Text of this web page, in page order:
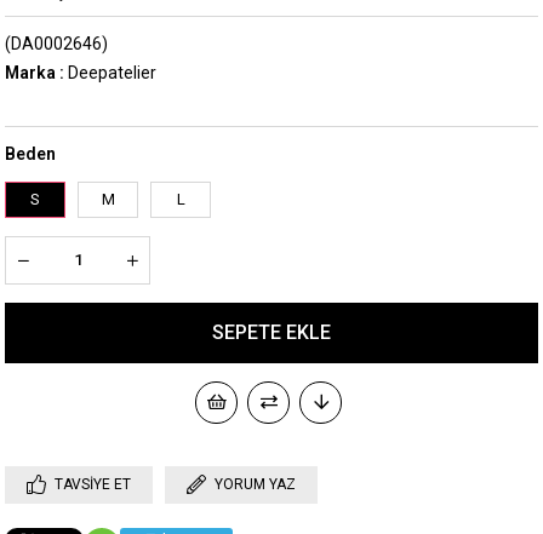
(DA0002646)
Marka : Deepatelier
Beden
S M L
TAVSIYE ET YORUM YAZ